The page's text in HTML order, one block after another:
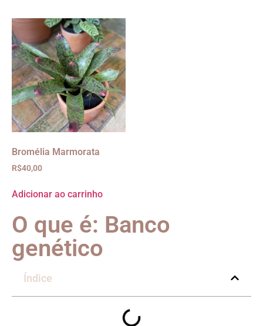
Bromélia Marmorata
R$40,00
Adicionar ao carrinho
O que é: Banco
genético
Índice